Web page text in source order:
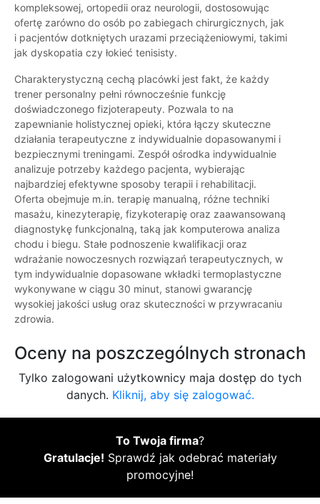
kompleksowej, ortopedii oraz neurologii, dostosowując
ofertę zarówno do osób po zabiegach chirurgicznych, jak
i pacjentów dotkniętych urazami przeciążeniowymi, takimi
jak dyskopatia czy łokieć tenisisty.
Charakterystyczną cechą placówki jest fakt, że każdy
trener personalny pełni równocześnie funkcję
doświadczonego fizjoterapeuty. Pozwala to na
zapewnianie holistycznej opieki, która łączy skuteczne
działania terapeutyczne z indywidualnie dopasowanymi i
bezpiecznymi treningami. Zespół ośrodka indywidualnie
analizuje potrzeby każdego pacjenta, wybierając
najbardziej efektywne sposoby terapii i rehabilitacji.
Oferta obejmuje m.in. terapię manualną, różne techniki
masażu, kinezyterapię, fizykoterapię oraz zaawansowaną
diagnostykę funkcjonalną, taką jak komputerowa analiza
chodu i biegu. Stałe podnoszenie kwalifikacji oraz
wdrażanie nowoczesnych rozwiązań terapeutycznych, w
tym indywidualnie dopasowane wkładki termoplastyczne
wykonywane w ciągu 30 minut, stanowi gwarancję
wysokiej jakości usług oraz skuteczności w przywracaniu
zdrowia.
Oceny na poszczególnych stronach
Tylko zalogowani użytkownicy maja dostęp do tych
danych. Kliknij, aby się zalogować.
To Twoja firma?
Gratulacje! Sprawdź jak odebrać materiały
promocyjne!